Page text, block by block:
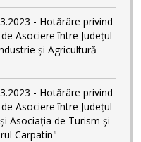
- Hotărâre privind
Asociere între Județul
și Agricultură
- Hotărâre privind
Asociere între Județul
Asociația de Turism și
Carpatin"